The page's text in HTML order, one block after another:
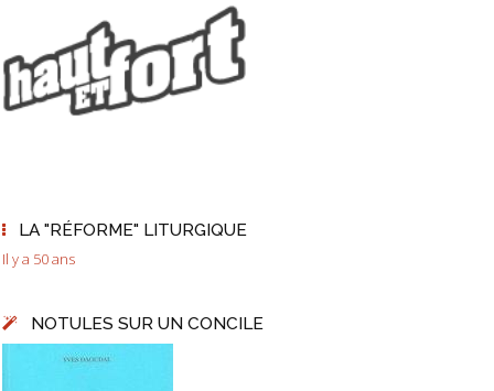
LA "RÉFORME" LITURGIQUE
Il y a 50 ans
NOTULES SUR UN CONCILE